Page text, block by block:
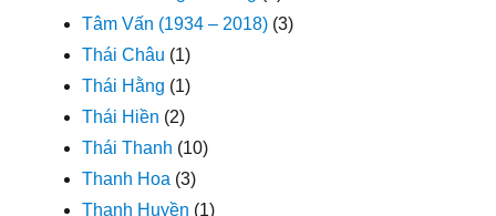
Tâm Vấn (1934 – 2018) (3)
Thái Châu (1)
Thái Hằng (1)
Thái Hiền (2)
Thái Thanh (10)
Thanh Hoa (3)
Thanh Huyền (1)